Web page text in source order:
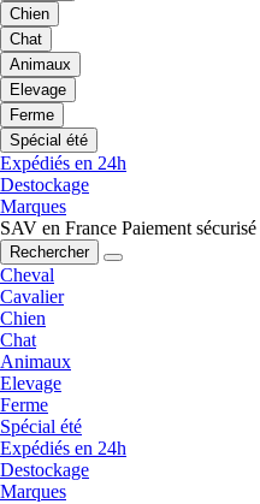
Chien
Chat
Animaux
Elevage
Ferme
Spécial été
Expédiés en 24h
Destockage
Marques
SAV en France Paiement sécurisé
Rechercher
Cheval
Cavalier
Chien
Chat
Animaux
Elevage
Ferme
Spécial été
Expédiés en 24h
Destockage
Marques